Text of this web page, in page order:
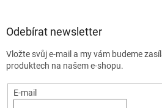
Odebírat newsletter
Vložte svůj e-mail a my vám budeme
produktech na našem e-shopu.
E-mail